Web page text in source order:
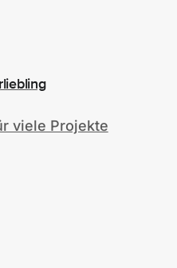
viele Projekte